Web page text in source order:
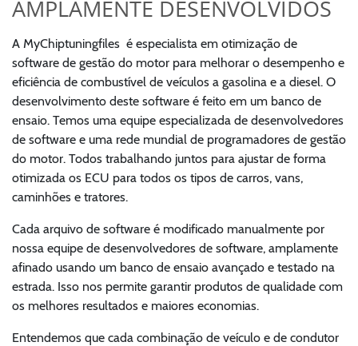
AMPLAMENTE DESENVOLVIDOS
A MyChiptuningfiles é especialista em otimização de
software de gestão do motor para melhorar o desempenho e
eficiência de combustível de veículos a gasolina e a diesel. O
desenvolvimento deste software é feito em um banco de
ensaio. Temos uma equipe especializada de desenvolvedores
de software e uma rede mundial de programadores de gestão
do motor. Todos trabalhando juntos para ajustar de forma
otimizada os ECU para todos os tipos de carros, vans,
caminhões e tratores.
Cada arquivo de software é modificado manualmente por
nossa equipe de desenvolvedores de software, amplamente
afinado usando um banco de ensaio avançado e testado na
estrada. Isso nos permite garantir produtos de qualidade com
os melhores resultados e maiores economias.
Entendemos que cada combinação de veículo e de condutor